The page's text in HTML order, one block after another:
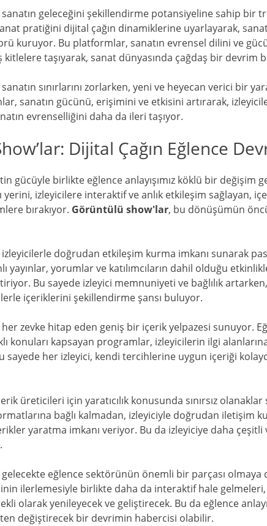
geleceğini şekillendirme potansiyeline sahip bir
pratiğini dijital çağın dinamiklerine uyarlayarak,
kuruyor. Bu platformlar, sanatın evrensel dilini ve
kitlelere taşıyarak, sanat dünyasında çağdaş bir devrim
sınırlarını zorlarken, yeni ve heyecan verici bir
sanatın gücünü, erişimini ve etkisini artırarak,
evrenselliğini daha da ileri taşıyor.
Dijital Çağın Eğlence
gücüyle birlikte eğlence anlayışımız köklü bir değişim
izleyicilere interaktif ve anlık etkileşim sağlayan,
bırakıyor. Görüntülü show'lar, bu dönüşümün
doğrudan etkileşim kurma imkanı sunarak
yayınlar, yorumlar ve katılımcıların dahil olduğu
Bu sayede izleyici memnuniyeti ve bağlılık
içeriklerini şekillendirme şansı buluyor.
zevke hitap eden geniş bir içerik yelpazesi sunuyor.
konuları kapsayan programlar, izleyicilerin ilgi
sayede her izleyici, kendi tercihlerine uygun içeriği
üreticileri için yaratıcılık konusunda sınırsız
bağlı kalmadan, izleyiciyle doğrudan iletişim
yaratma imkanı veriyor. Bu da izleyiciye daha çeşitli
eğlence sektörünün önemli bir parçası olmaya
ilerlemesiyle birlikte daha da interaktif hale gelmeleri,
olarak yenileyecek ve geliştirecek. Bu da eğlence
değiştirecek bir devrimin habercisi olabilir.